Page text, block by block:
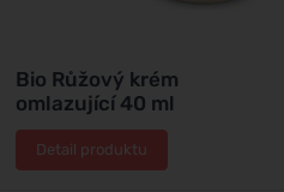
Bio Růžový krém
omlazující 40 ml
Detail produktu